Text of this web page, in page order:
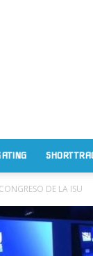
SHORT
DE LA ISU